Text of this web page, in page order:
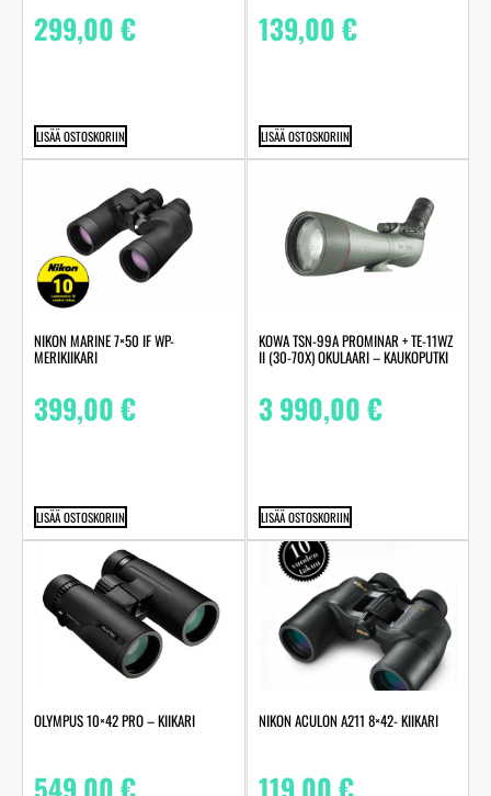
299,00€
LISÄÄ OSTOSKORIIN
139,00€
LISÄÄ OSTOSKORIIN
NIKON MARINE 7×50 IF WP-
MERIKIIKARI
399,00€
LISÄÄ OSTOSKORIIN
KOWA TSN-99A PROMINAR + TE-11WZ
II (30-70X) OKULAARI – KAUKOPUTKI
3 990,00€
LISÄÄ OSTOSKORIIN
OLYMPUS 10×42 PRO – KIIKARI NIKON ACULON A211 8×42- KIIKARI